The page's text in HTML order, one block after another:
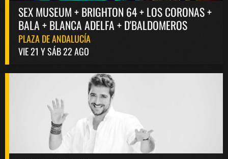
SEX MUSEUM + BRIGHTON 64 + LOS CORONAS +
BALA + BLANCA ADELFA + D'BALDOMEROS
PLAZA DE ANDALUCÍA
VIE 21 Y SÁB 22 AGO